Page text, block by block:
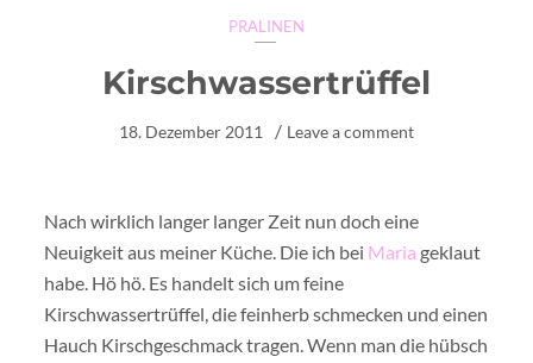
PRALINEN
Kirschwassertrüffel
18. Dezember 2011 Leave a comment
Nach wirklich langer langer Zeit nun doch eine
Neuigkeit aus meiner Küche. Die ich bei Maria geklaut
habe. Hö hö. Es handelt sich um feine
Kirschwassertrüffel, die feinherb schmecken und einen
Hauch Kirschgeschmack tragen. Wenn man die hübsch